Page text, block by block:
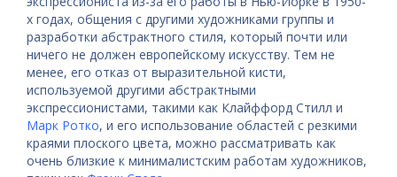
х годах, общения с другими художниками группы и
разработки абстрактного стиля, который почти или
ничего не должен европейскому искусству. Тем не
менее, его отказ от выразительной кисти,
используемой другими абстрактными
экспрессионистами, такими как Клайффорд Стилл и
Марк Ротко, и его использование областей с резкими
краями плоского цвета, можно рассматривать как
очень близкие к минималистским работам художников,